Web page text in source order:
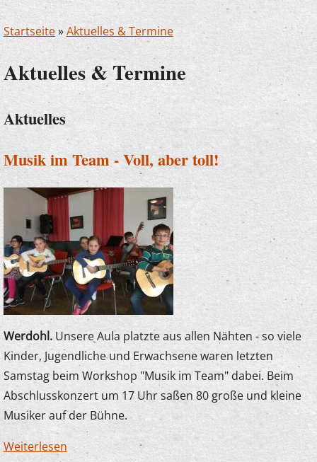
Startseite»Aktuelles & Termine
Aktuelles & Termine
Aktuelles
Musik im Team - Voll, aber toll!
Werdohl.Unsere Aula platzte aus allen Nähten - so viele
Kinder, Jugendliche und Erwachsene waren letzten
Samstag beim Workshop "Musik im Team" dabei. Beim
Abschlusskonzert um 17 Uhr saßen 80 große und kleine
Musiker auf der Bühne.
Weiterlesen über Musik im Team - Voll, aber toll!